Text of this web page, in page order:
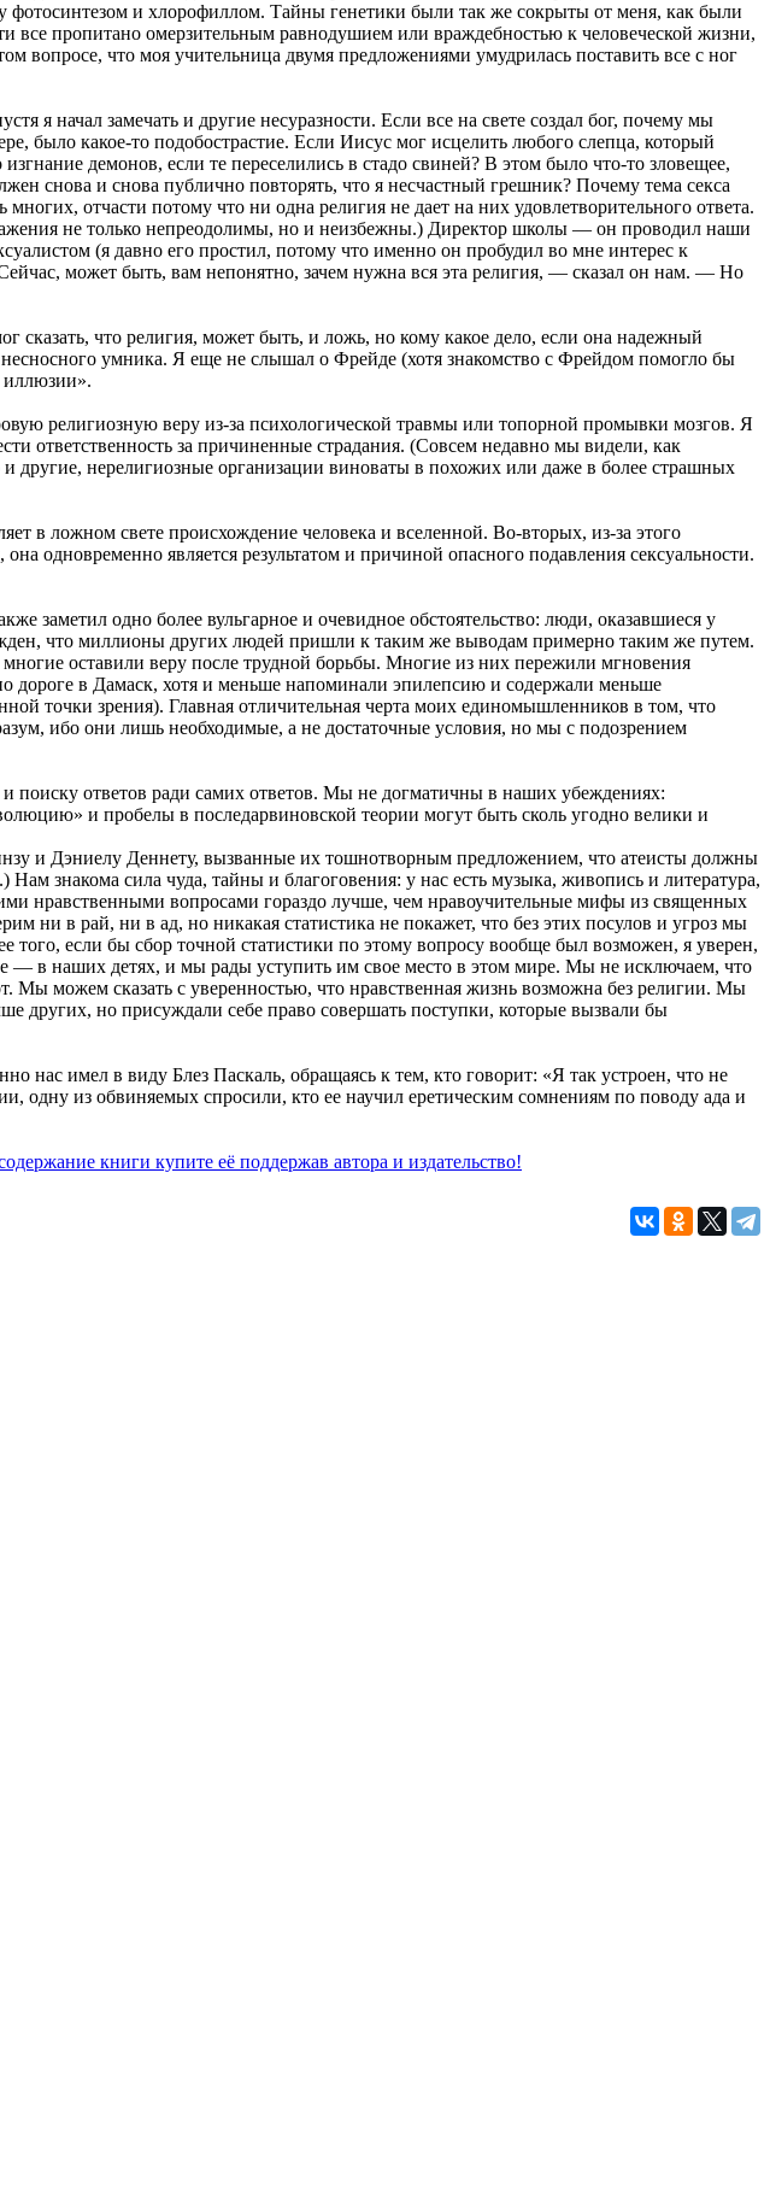
фотосинтезом и хлорофиллом. Тайны генетики были так же сокрыты от меня, как были
все пропитано омерзительным равнодушием или враждебностью к человеческой жизни,
вопросе, что моя учительница двумя предложениями умудрилась поставить все с ног
я начал замечать и другие несуразности. Если все на свете создал бог, почему мы
было какое-то подобострастие. Если Иисус мог исцелить любого слепца, который
демонов, если те переселились в стадо свиней? В этом было что-то зловещее,
снова и снова публично повторять, что я несчастный грешник? Почему тема секса
отчасти потому что ни одна религия не дает на них удовлетворительного ответа.
не только непреодолимы, но и неизбежны.) Директор школы — он проводил наши
(я давно его простил, потому что именно он пробудил во мне интерес к
может быть, вам непонятно, зачем нужна вся эта религия, — сказал он нам. — Но
что религия, может быть, и ложь, но кому какое дело, если она надежный
умника. Я еще не слышал о Фрейде (хотя знакомство с Фрейдом помогло бы
иллюзии».
религиозную веру из-за психологической травмы или топорной промывки мозгов. Я
ответственность за причиненные страдания. (Совсем недавно мы видели, как
другие, нерелигиозные организации виноваты в похожих или даже в более страшных
в ложном свете происхождение человека и вселенной. Во-вторых, из-за этого
одновременно является результатом и причиной опасного подавления сексуальности.
заметил одно более вульгарное и очевидное обстоятельство: люди, оказавшиеся у
что миллионы других людей пришли к таким же выводам примерно таким же путем.
оставили веру после трудной борьбы. Многие из них пережили мгновения
дороге в Дамаск, хотя и меньше напоминали эпилепсию и содержали меньше
точки зрения). Главная отличительная черта моих единомышленников в том, что
ибо они лишь необходимые, а не достаточные условия, но мы с подозрением
поиску ответов ради самих ответов. Мы не догматичны в наших убеждениях:
и пробелы в последарвиновской теории могут быть сколь угодно велики и
и Дэниелу Деннету, вызванные их тошнотворным предложением, что атеисты должны
знакома сила чуда, тайны и благоговения: у нас есть музыка, живопись и литература,
нравственными вопросами гораздо лучше, чем нравоучительные мифы из священных
в рай, ни в ад, но никакая статистика не покажет, что без этих посулов и угроз мы
если бы сбор точной статистики по этому вопросу вообще был возможен, я уверен,
— в наших детях, и мы рады уступить им свое место в этом мире. Мы не исключаем, что
Мы можем сказать с уверенностью, что нравственная жизнь возможна без религии. Мы
других, но присуждали себе право совершать поступки, которые вызвали бы
нас имел в виду Блез Паскаль, обращаясь к тем, кто говорит: «Я так устроен, что не
одну из обвиняемых спросили, кто ее научил еретическим сомнениям по поводу ада и
книги купите её поддержав автора и издательство!